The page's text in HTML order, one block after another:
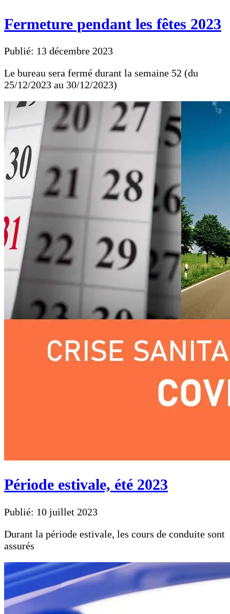
Fermeture pendant les fêtes 2023
Publié: 13 décembre 2023
Le bureau sera fermé durant la semaine 52 (du
25/12/2023 au 30/12/2023)
Période estivale, été 2023
Publié: 10 juillet 2023
Durant la période estivale, les cours de conduite sont
assurés